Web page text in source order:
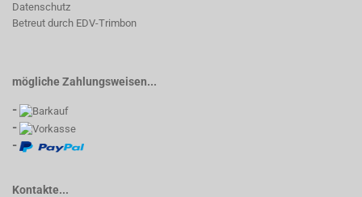
Datenschutz
Betreut durch EDV-Trimbon
mögliche Zahlungsweisen...
-
-
-
Kontakte...